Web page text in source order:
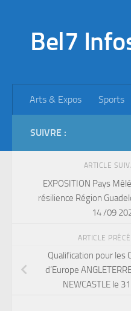
Bel7
Arts & Expos Sports
SUIVRE :
ARTICLE
EXPOSITION Pays
résilience Région
14 /09
ARTICLE
Qualification pour les
d’Europe
NEWCASTLE le